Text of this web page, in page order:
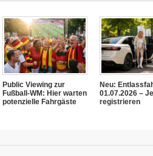
Public Viewing zur
Fußball-WM: Hier warten
potenzielle Fahrgäste
Neu:
01.07.2026 –
registrieren